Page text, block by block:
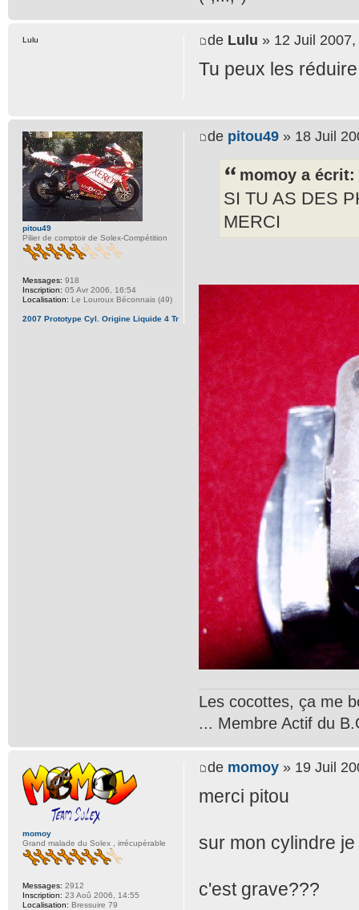
de Lulu » 12 Juil
Tu peux les
Lulu
de pitou49 » 18 Juil
momoy a écrit:
SI TU AS DES
MERCI
Les cocottes, ça me
... Membre Actif du
pitou49
Pilier de comptoir de Solex-Compétition
Messages: 918
Inscription: 05 Avr 2006, 16:54
Localisation: Le Louroux Béconnais (49)
2007 Prototype Cyl. Origine Liquide 4 Tr
de momoy » 19 Juil
merci pitou
sur mon cylindre
c'est grave???
momoy
Grand malade du Solex , irrécupérable
Messages: 2912
Inscription: 23 Aoû 2006, 14:55
Localisation: Bressuire 79